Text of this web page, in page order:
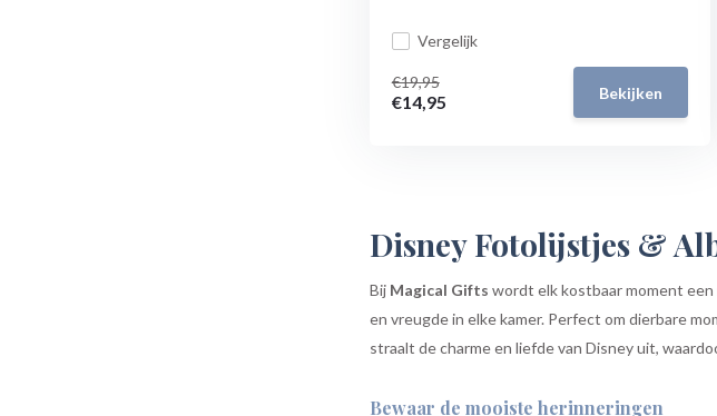
Vergelijk
€19,95
€14,95 Bekijken
Disney Fotolijstjes &
Bij Magical Gifts wordt elk kostbaar moment
en vreugde in elke kamer. Perfect om dierbare
straalt de charme en liefde van Disney uit,
Bewaar de mooiste herinneringen